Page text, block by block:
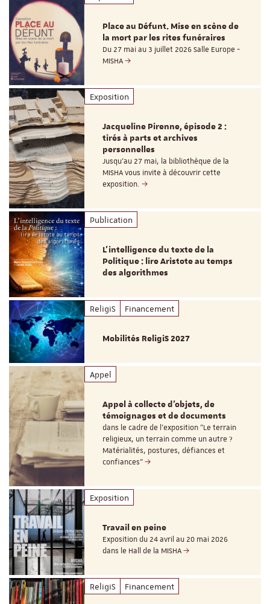
Place au Défunt. Mise en scène de
la mort par les rites funéraires
Du 27 mai au 3 juillet 2026 Salle Europe -
MISHA
Exposition
Jacqueline Pirenne, épisode 2 :
tirés à parts et archives
personnelles
Jusqu’au 27 mai, la bibliothèque de la
MISHA vous invite à découvrir cette
exposition.
Publication
L’intelligence du texte de la
Politique : lire Aristote au temps
des algorithmes
ReligiS Financement
Mobilités ReligiS 2027
Appel
Appel à collecte d'objets, de
témoignages et de documents
dans le cadre de l'exposition "Le terrain
religieux, un terrain comme un autre ?
Matérialités, postures, défiances et
confiances"
Exposition
Travail en peine
Exposition du 24 avril au 20 mai 2026
dans le Hall de la MISHA
ReligiS Financement